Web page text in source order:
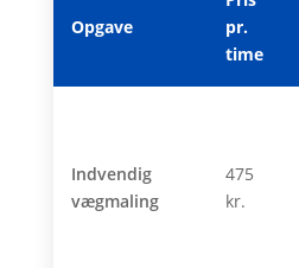
Opgave
pr.
time
Indvendig
vægmaling
475
kr.